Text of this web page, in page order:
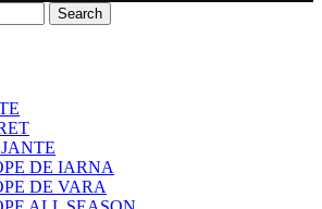
Search
DE IARNA
DE VARA